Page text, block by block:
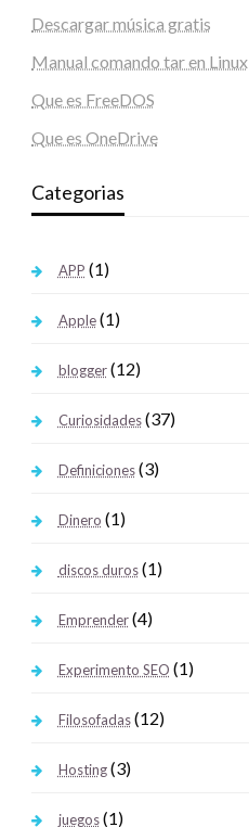
Descargar música gratis
Manual comando tar en Linux
Que es FreeDOS
Que es OneDrive
Categorias
APP (1)
Apple(1)
blogger(12)
Curiosidades(37)
Definiciones(3)
Dinero (1)
discos duros(1)
Emprender(4)
Experimento SEO (1)
Filosofadas(12)
Hosting(3)
juegos(1)